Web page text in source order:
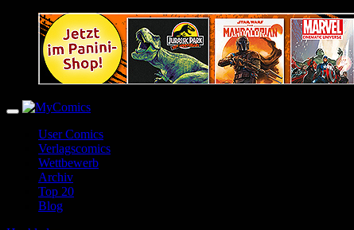
User Comics
Verlagscomics
Wettbewerb
Archiv
Top 20
Blog